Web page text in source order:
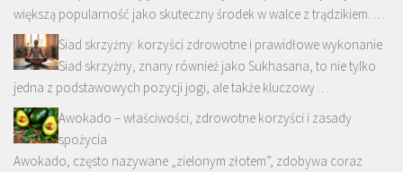
większą popularność jako skuteczny środek w walce z trądzikiem. …
Siad skrzyżny: korzyści zdrowotne i prawidłowe wykonanie
Siad skrzyżny, znany również jako Sukhasana, to nie tylko
jedna z podstawowych pozycji jogi, ale także kluczowy …
Awokado – właściwości, zdrowotne korzyści i zasady
spożycia
Awokado, często nazywane „zielonym złotem”, zdobywa coraz